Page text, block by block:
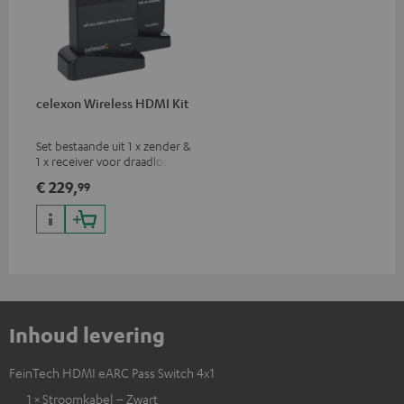
celexon Wireless HDMI Kit
Set bestaande uit 1 x zender &
1 x receiver voor draadloze
(audio/video) tot 30 meter
(zichtlijn)
€ 229,99
Inhoud levering
FeinTech HDMI eARC Pass Switch 4x1
1 × Stroomkabel – Zwart